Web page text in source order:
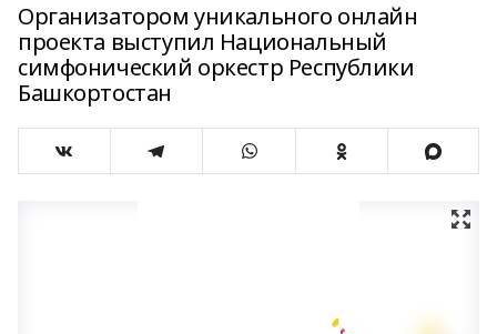
Организатором уникального онлайн
проекта выступил Национальный
симфонический оркестр Республики
Башкортостан